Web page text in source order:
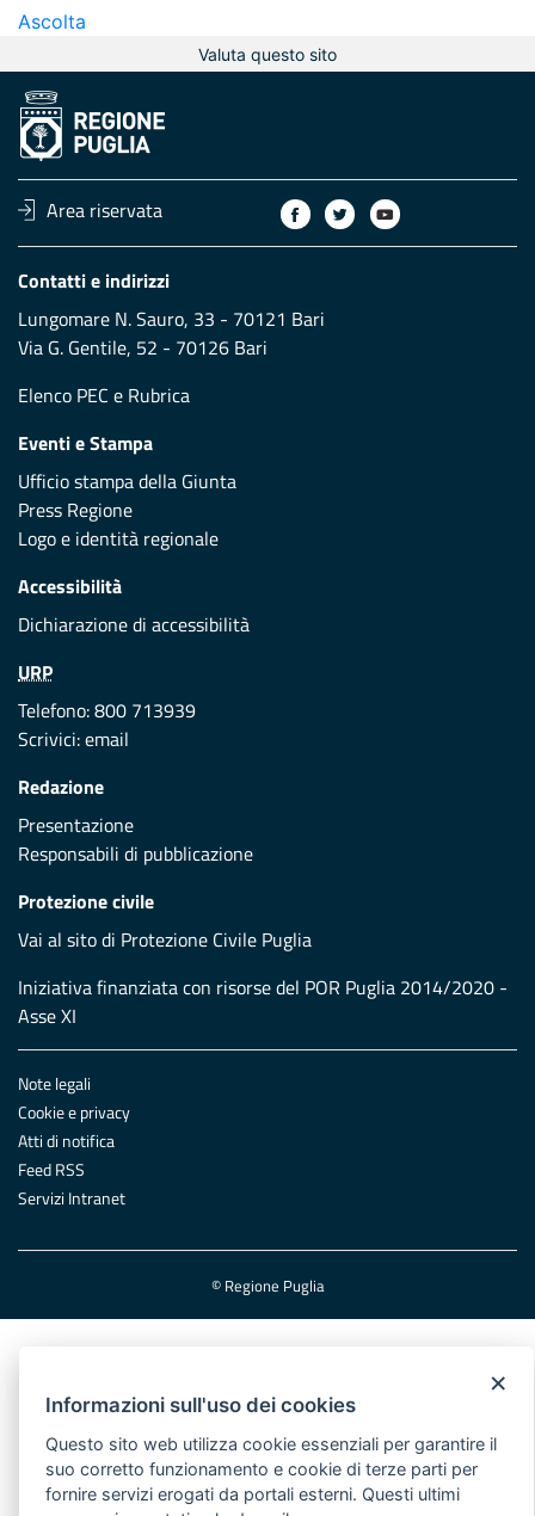
Ascolta
Valuta questo sito
Area riservata
Contatti e indirizzi
Lungomare N. Sauro, 33 - 70121 Bari
Via G. Gentile, 52 - 70126 Bari
Elenco PEC e Rubrica
Eventi e Stampa
Ufficio stampa della Giunta
Press Regione
Logo e identità regionale
Accessibilità
Dichiarazione di accessibilità
URP
Telefono: 800 713939
Scrivici:email
Redazione
Presentazione
Responsabili di pubblicazione
Protezione civile
Vai al sito di Protezione Civile Puglia
Iniziativa finanziata con risorse del POR Puglia 2014/2020 -
Asse XI
Note legali
Cookie e privacy
Atti di notifica
Feed RSS
Servizi Intranet
© Regione Puglia
×
Informazioni sull'uso dei cookies
Questo sito web utilizza cookie essenziali per garantire il
suo corretto funzionamento e cookie di terze parti per
fornire servizi erogati da portali esterni. Questi ultimi